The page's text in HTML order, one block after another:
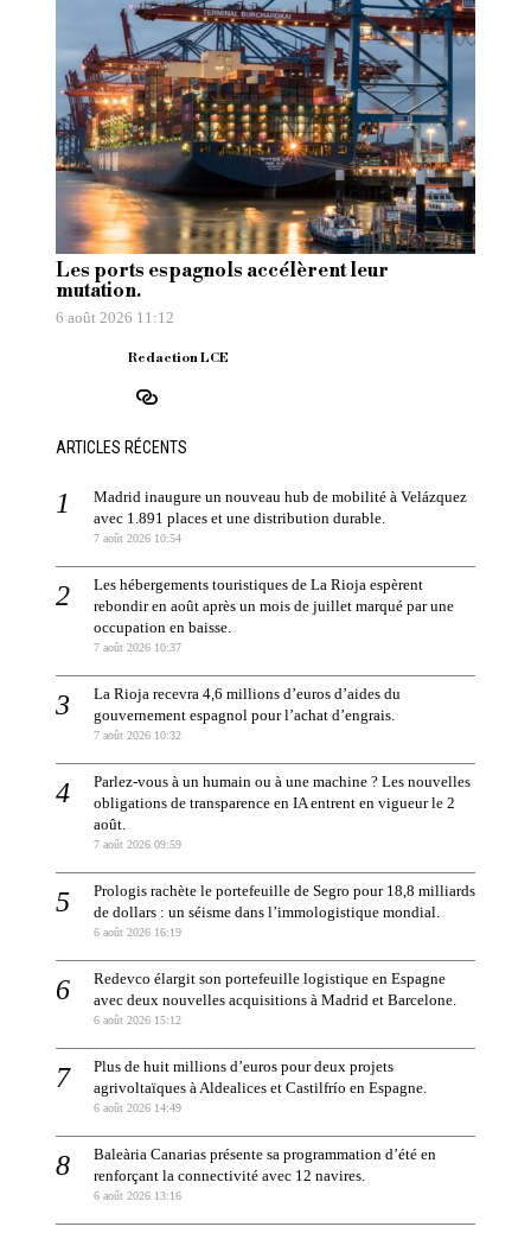
Les ports espagnols accélèrent leur
mutation.
6 août 2026 11:12
Redaction LCE
ARTICLES RÉCENTS
Madrid inaugure un nouveau hub de mobilité à Velázquez
avec 1.891 places et une distribution durable.
7 août 2026 10:54
Les hébergements touristiques de La Rioja espèrent
rebondir en août après un mois de juillet marqué par une
occupation en baisse.
7 août 2026 10:37
La Rioja recevra 4,6 millions d’euros d’aides du
gouvernement espagnol pour l’achat d’engrais.
7 août 2026 10:32
Parlez-vous à un humain ou à une machine ? Les nouvelles
obligations de transparence en IA entrent en vigueur le 2
août.
7 août 2026 09:59
Prologis rachète le portefeuille de Segro pour 18,8 milliards
de dollars : un séisme dans l’immologistique mondial.
6 août 2026 16:19
Redevco élargit son portefeuille logistique en Espagne
avec deux nouvelles acquisitions à Madrid et Barcelone.
6 août 2026 15:12
Plus de huit millions d’euros pour deux projets
agrivoltaïques à Aldealices et Castilfrío en Espagne.
6 août 2026 14:49
Baleària Canarias présente sa programmation d’été en
renforçant la connectivité avec 12 navires.
6 août 2026 13:16